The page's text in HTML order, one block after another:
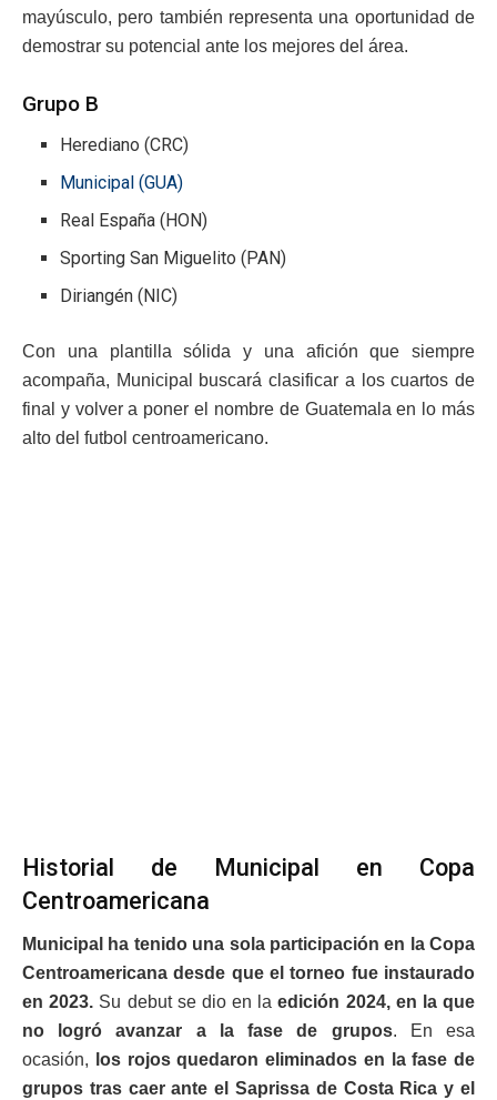
mayúsculo, pero también representa una oportunidad de
demostrar su potencial ante los mejores del área.
Grupo B
Herediano (CRC)
Municipal (GUA)
Real España (HON)
Sporting San Miguelito (PAN)
Diriangén (NIC)
Con una plantilla sólida y una afición que siempre
acompaña, Municipal buscará clasificar a los cuartos de
final y volver a poner el nombre de Guatemala en lo más
alto del futbol centroamericano.
Historial de Municipal en Copa
Centroamericana
Municipal ha tenido una sola participación en la Copa
Centroamericana desde que el torneo fue instaurado
en 2023. Su debut se dio en la edición 2024, en la que
no logró avanzar a la fase de grupos. En esa
ocasión, los rojos quedaron eliminados en la fase de
grupos tras caer ante el Saprissa de Costa Rica y el